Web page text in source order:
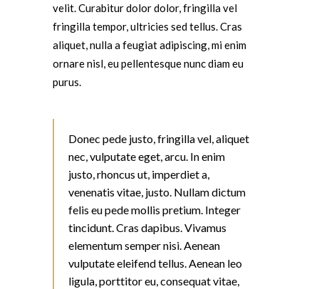
velit. Curabitur dolor dolor, fringilla vel
fringilla tempor, ultricies sed tellus. Cras
aliquet, nulla a feugiat adipiscing, mi enim
ornare nisl, eu pellentesque nunc diam eu
purus.
Donec pede justo, fringilla vel, aliquet
nec, vulputate eget, arcu. In enim
justo, rhoncus ut, imperdiet a,
venenatis vitae, justo. Nullam dictum
felis eu pede mollis pretium. Integer
tincidunt. Cras dapibus. Vivamus
elementum semper nisi. Aenean
vulputate eleifend tellus. Aenean leo
ligula, porttitor eu, consequat vitae,